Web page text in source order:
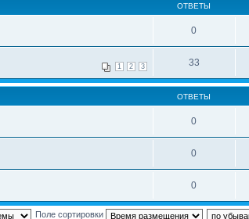
ОТВЕТЫ
0
1 2 3 33
ОТВЕТЫ
0
0
0
Поле сортировки